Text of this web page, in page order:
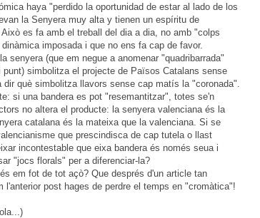
haya "perdido la oportunidad de estar al lado de los
la Senyera muy alta y tienen un espíritu de
es fa amb el treball del dia a dia, no amb "colps
imposada i que no ens fa cap de favor.
senyera (que em negue a anomenar "quadribarrada"
simbolitza el projecte de Països Catalans sense
què simbolitza llavors sense cap matís la "coronada".
si una bandera es pot "resemantitzar", totes se'n
no altera el producte: la senyera valenciana és la
catalana és la mateixa que la valenciana. Si se
que prescindisca de cap tutela o llast
incontestable que eixa bandera és només seua i
"jocs florals" per a diferenciar-la?
em fot de tot açò? Que després d'un article tan
l'anterior post hages de perdre el temps en "cromàtica"!